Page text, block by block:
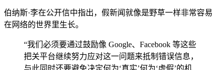
伯纳斯·李在公开信中指出，假新闻就像是野草一样非常容易
在网络的世界里生长。
“我们必须要通过鼓励像 Google、Facebook 等这些
把关平台继续努力应对这一问题来抵制错误信息，
与此同时还要避免决定何为‘真实’何为‘虚假’的机